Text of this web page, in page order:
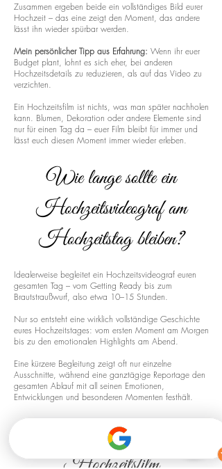
Zusammen ergeben beide ein vollständiges Bild eurer
Hochzeit – das eine zeigt den Moment, das andere
lässt ihn wieder spürbar werden.
Mein persönlicher Tipp aus Erfahrung: Wenn ihr euer
Budget plant, lohnt es sich eher, bei anderen
Hochzeitsdetails zu reduzieren, als auf das Video zu
verzichten.
Ein Hochzeitsfilm ist nichts, was man später nachholen
kann. Blumen, Dekoration oder andere Elemente sind
nur für einen Tag da – euer Film bleibt für immer und
lässt euch diesen Moment immer wieder erleben.
Wie lange sollte ein
Hochzeitsvideograf am
Hochzeitstag bleiben?
Idealerweise begleitet ein Hochzeitsvideograf euren
gesamten Tag – vom Getting Ready bis zum
Brautstraußwurf, also etwa 10–15 Stunden.
Nur so entsteht eine wirklich vollständige Geschichte
eures Hochzeitstages: vom ersten Moment am Morgen
bis zu den emotionalen Highlights am Abend.
Eine kürzere Begleitung zeigt oft nur einzelne
Ausschnitte, während eine ganztägige Reportage den
gesamten Ablauf mit all seinen Emotionen,
Entwicklungen und besonderen Momenten festhält.
Drohnenaufnahmen für euren